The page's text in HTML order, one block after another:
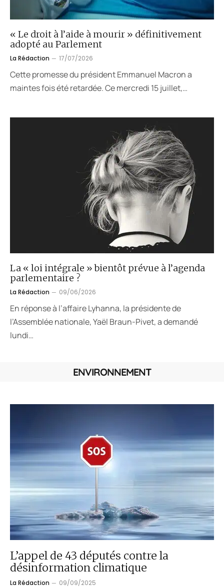
« Le droit à l’aide à mourir » définitivement
adopté au Parlement
La Rédaction 17/07/2026
Cette promesse du président Emmanuel Macron a
maintes fois été retardée. Ce mercredi 15 juillet,…
La « loi intégrale » bientôt prévue à l’agenda
parlementaire ?
La Rédaction 09/06/2026
En réponse à l’affaire Lyhanna, la présidente de
l’Assemblée nationale, Yaël Braun-Pivet, a demandé
lundi…
ENVIRONNEMENT
L’appel de 43 députés contre la
désinformation climatique
La Rédaction 09/09/2025